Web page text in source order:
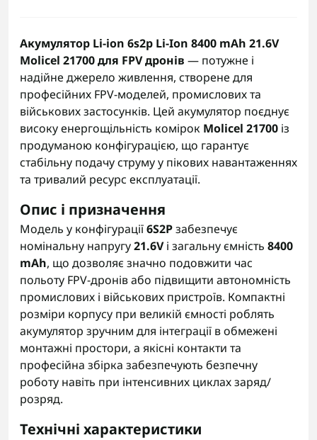
Акумулятор Li-ion 6s2p Li-Ion 8400 mAh 21.6V
Molicel 21700 для FPV дронів — потужне і
надійне джерело живлення, створене для
професійних FPV-моделей, промислових та
військових застосунків. Цей акумулятор поєднує
високу енергощільність комірок Molicel 21700 із
продуманою конфігурацією, що гарантує
стабільну подачу струму у пікових навантаженнях
та тривалий ресурс експлуатації.
Опис і призначення
Модель у конфігурації6S2Pзабезпечує
номінальну напругу21.6Vі загальну ємність 8400
mAh, що дозволяє значно подовжити час
польоту FPV-дронів або підвищити автономність
промислових і військових пристроїв. Компактні
розміри корпусу при великій ємності роблять
акумулятор зручним для інтеграції в обмежені
монтажні простори, а якісні контакти та
професійна збірка забезпечують безпечну
роботу навіть при інтенсивних циклах заряд/
розряд.
Технічні характеристики